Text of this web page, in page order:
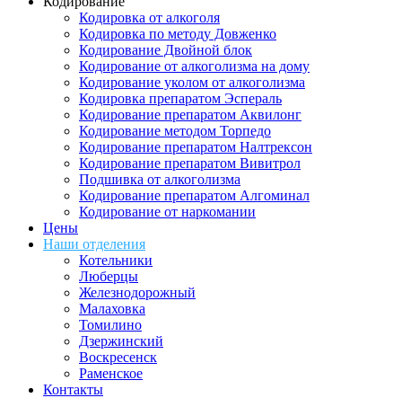
Кодировка от алкоголя
Кодировка по методу Довженко
Кодирование Двойной блок
Кодирование от алкоголизма на дому
Кодирование уколом от алкоголизма
Кодировка препаратом Эспераль
Кодирование препаратом Аквилонг
Кодирование методом Торпедо
Кодирование препаратом Налтрексон
Кодирование препаратом Вивитрол
Подшивка от алкоголизма
Кодирование препаратом Алгоминал
Кодирование от наркомании
Цены
Наши отделения
Котельники
Люберцы
Железнодорожный
Малаховка
Томилино
Дзержинский
Воскресенск
Раменское
Контакты